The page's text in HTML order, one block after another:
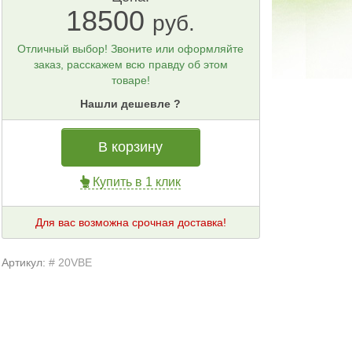
18500 руб.
Отличный выбор! Звоните или оформляйте
заказ, расскажем всю правду об этом
товаре!
Нашли дешевле ?
В корзину
Купить в 1 клик
Для вас возможна срочная доставка!
Артикул: # 20VBE